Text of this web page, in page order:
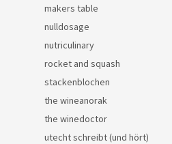
makers table
nulldosage
nutriculinary
rocket and squash
stackenblochen
the wineanorak
the winedoctor
utecht schreibt (und hört)